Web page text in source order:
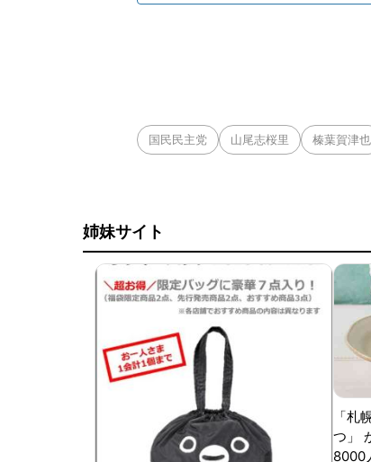
国民民主党 山尾志桜里 榛葉賀津也
姉妹サイト
「札
つ」
8000